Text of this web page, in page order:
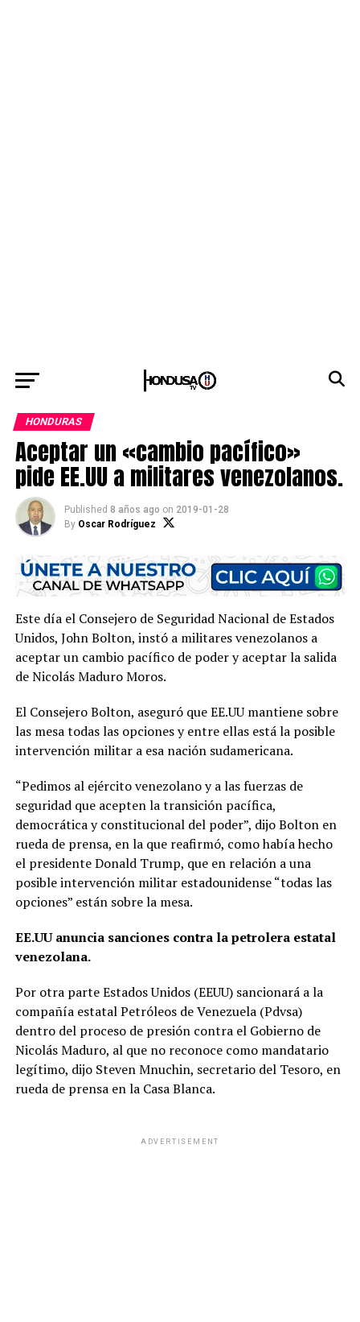
HONDURAS
Aceptar un «cambio pacífico»
pide EE.UU a militares venezolanos.
Published 8 años ago on 2019-01-28
By Oscar Rodríguez
Este día el Consejero de Seguridad Nacional de Estados
Unidos, John Bolton, instó a militares venezolanos a
aceptar un cambio pacífico de poder y aceptar la salida
de Nicolás Maduro Moros.
El Consejero Bolton, aseguró que EE.UU mantiene sobre
las mesa todas las opciones y entre ellas está la posible
intervención militar a esa nación sudamericana.
“Pedimos al ejército venezolano y a las fuerzas de
seguridad que acepten la transición pacífica,
democrática y constitucional del poder”, dijo Bolton en
rueda de prensa, en la que reafirmó, como había hecho
el presidente Donald Trump, que en relación a una
posible intervención militar estadounidense “todas las
opciones” están sobre la mesa.
EE.UU anuncia sanciones contra la petrolera estatal
venezolana.
Por otra parte Estados Unidos (EEUU) sancionará a la
compañía estatal Petróleos de Venezuela (Pdvsa)
dentro del proceso de presión contra el Gobierno de
Nicolás Maduro, al que no reconoce como mandatario
legítimo, dijo Steven Mnuchin, secretario del Tesoro, en
rueda de prensa en la Casa Blanca.
ADVERTISEMENT